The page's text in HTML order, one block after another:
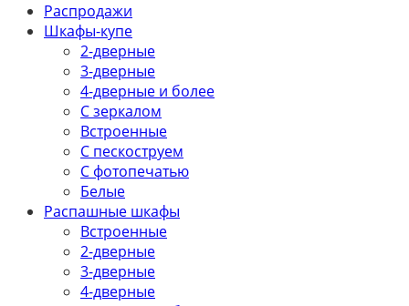
Распродажи
Шкафы-купе
2-дверные
3-дверные
4-дверные и более
С зеркалом
Встроенные
С пескоструем
С фотопечатью
Белые
Распашные шкафы
Встроенные
2-дверные
3-дверные
4-дверные